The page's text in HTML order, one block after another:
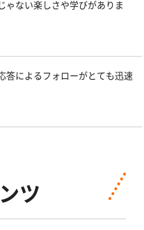
ゃない楽しさや学びがありま
答によるフォローがとても迅速
ツ